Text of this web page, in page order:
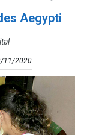
Aegypti
11/2020